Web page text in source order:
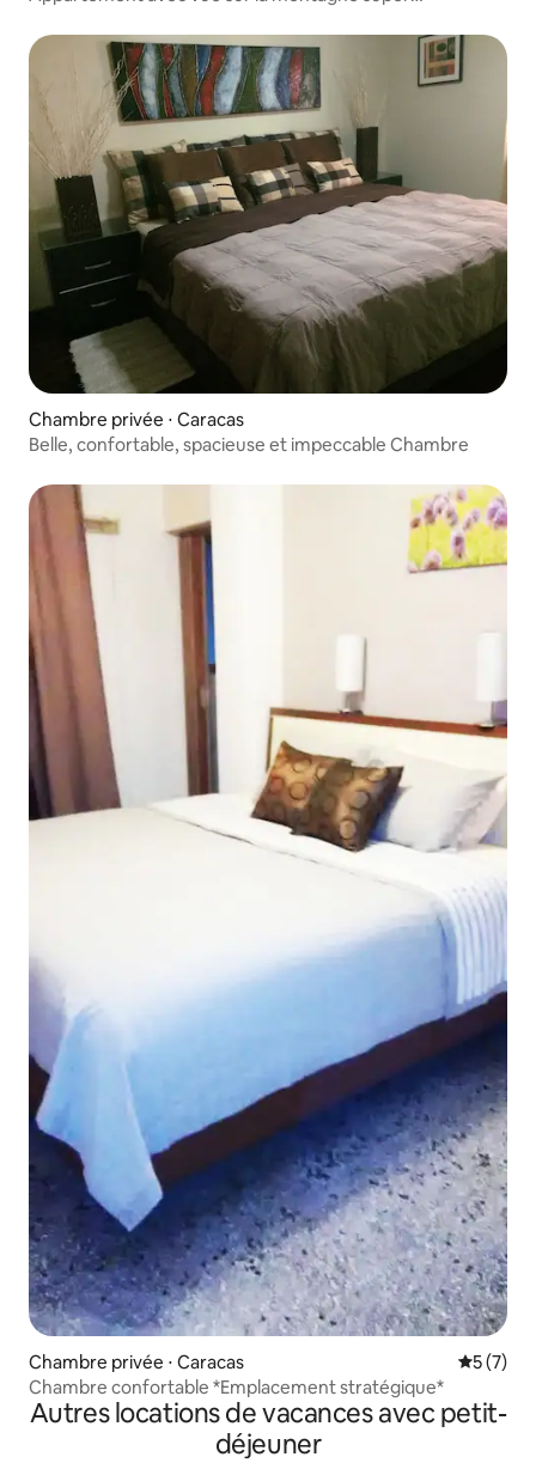
Chambre privée ⋅ Caracas
Belle, confortable, spacieuse et impeccable Chambre
Chambre privée ⋅ Caracas
5 (7)
Chambre confortable *Emplacement stratégique*
Autres locations de vacances avec petit-
déjeuner